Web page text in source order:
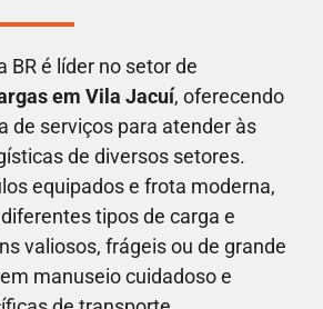
BR é líder no setor de
em Vila Jacuí, oferecendo
de serviços para atender às
de diversos setores.
equipados e frota moderna,
tipos de carga e
valiosos, frágeis ou de grande
manuseio cuidadoso e